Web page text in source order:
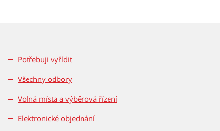
Potřebuji vyřídit
Všechny odbory
Volná místa a výběrová řízení
Elektronické objednání